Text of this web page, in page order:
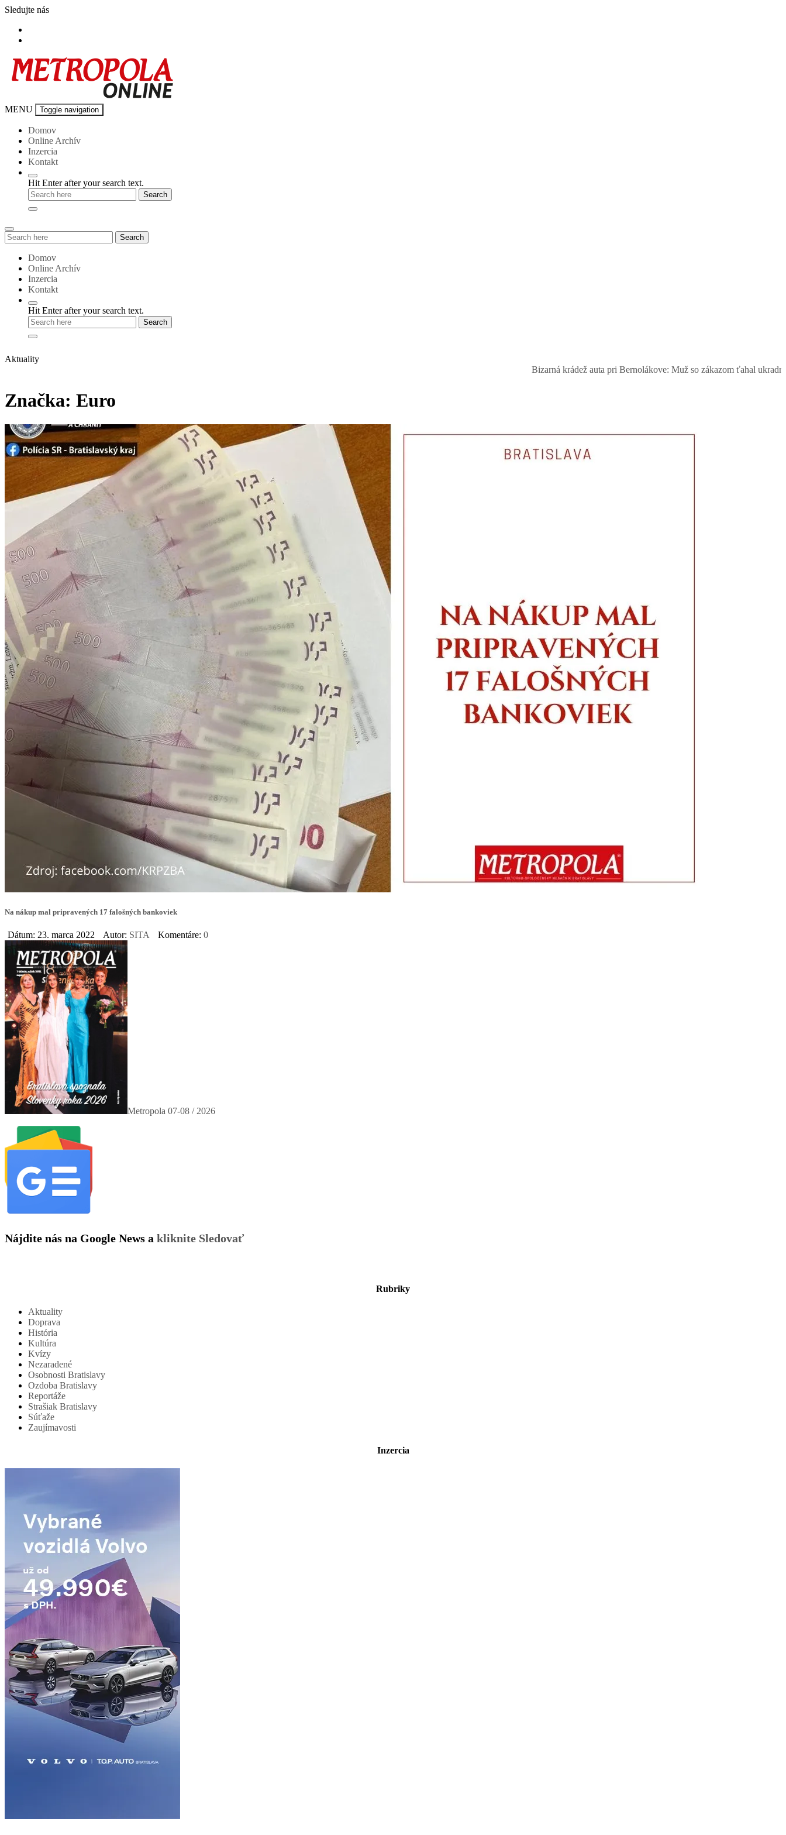
Skip
content
Sledujte nás
Metropola-
MENU Toggle navigation
Domov
Online Archív
Inzercia
Kontakt
Hit Enter after your search text.
Search
for:
Search
Domov
Online Archív
Inzercia
Kontakt
Hit Enter after your search text.
Aktuality
Bizarná krádež auta pri Bernolákove: Muž so zákazom ťahal ukradnutý Seat,
Značka: Euro
Na nákup mal pripravených 17 falošných bankoviek
Dátum: 23. marca 2022 Autor: SITA Komentáre: 0
Metropola 07-08 / 2026
Nájdite nás na Google News a kliknite Sledovať
Rubriky
Aktuality
Doprava
História
Kultúra
Kvízy
Nezaradené
Osobnosti Bratislavy
Ozdoba Bratislavy
Reportáže
Strašiak Bratislavy
Súťaže
Zaujímavosti
Inzercia